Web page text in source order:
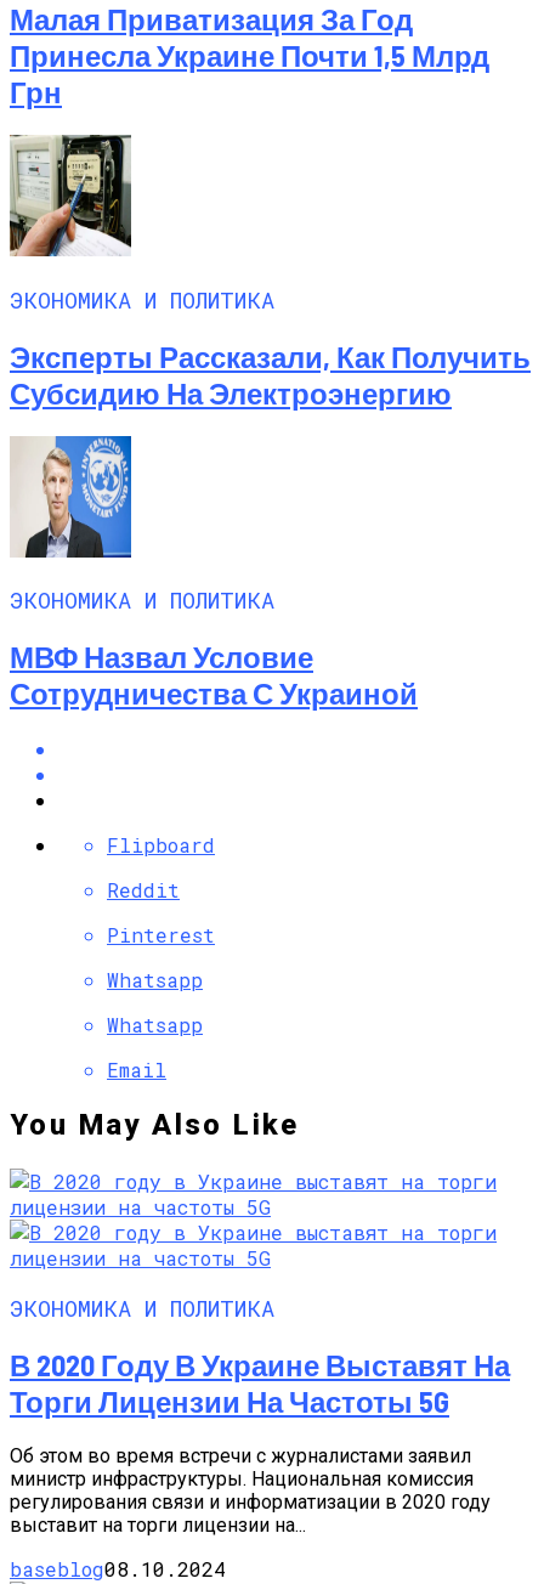
Малая Приватизация За Год
Принесла Украине Почти 1,5 Млрд
Грн
ЭКОНОМИКА И ПОЛИТИКА
Эксперты Рассказали, Как Получить
Субсидию На Электроэнергию
ЭКОНОМИКА И ПОЛИТИКА
МВФ Назвал Условие
Сотрудничества С Украиной
Flipboard
Reddit
Pinterest
Whatsapp
Whatsapp
Email
You May Also Like
ЭКОНОМИКА И ПОЛИТИКА
В 2020 Году В Украине Выставят На
Торги Лицензии На Частоты 5G
Об этом во время встречи с журналистами заявил
министр инфраструктуры. Национальная комиссия
регулирования связи и информатизации в 2020 году
выставит на торги лицензии на...
baseblog08.10.2024